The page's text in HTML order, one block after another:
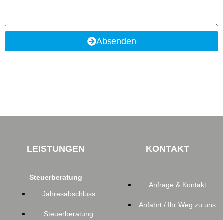
Absenden
LEISTUNGEN
Steuerberatung
Jahresabschluss
Steuerberatung
KONTAKT
Anfrage & Kontakt
Anfahrt / Ihr Weg zu uns